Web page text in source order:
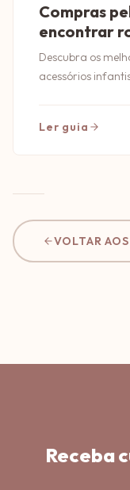
Compras
encontrar
infantis
Descubra os
acessórios
Ler guia
VOLTAR
Receba